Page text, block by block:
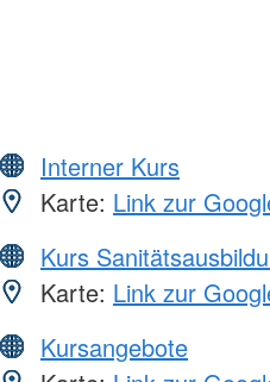
Interner Kurs
Karte: Link zur
Kurs
Karte: Link zur
Kursangebote